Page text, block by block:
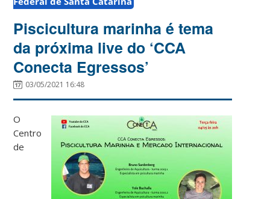
Piscicultura marinha é tema
da próxima live do ‘CCA
Conecta Egressos’
03/05/2021 16:48
O
Centro
de